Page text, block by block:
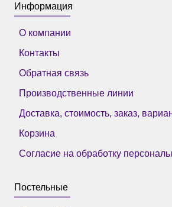
Информация
О компании
Контакты
Обратная связь
Производственные линии
Доставка, стоимость, заказ,
Корзина
Согласие на обработку
Постельные